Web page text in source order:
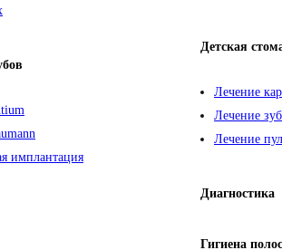
имплантация
Детская
Лечение
Лечение
Лечение
Диагностика
Гигиена